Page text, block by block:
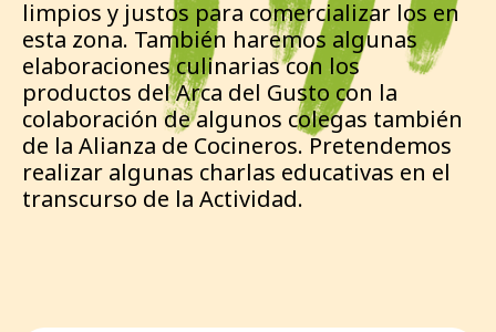
limpios y justos para comercializar los en
esta zona. También haremos algunas
elaboraciones culinarias con los
productos del Arca del Gusto con la
colaboración de algunos colegas también
de la Alianza de Cocineros. Pretendemos
realizar algunas charlas educativas en el
transcurso de la Actividad.